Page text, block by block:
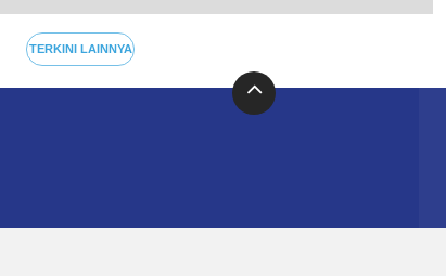
TERKINI LAINNYA